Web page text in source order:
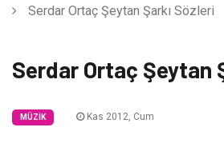
Serdar Ortaç Şeytan Şarkı Sözleri
Serdar Ortaç Şeytan
MÜZIK Kas 2012, Cum